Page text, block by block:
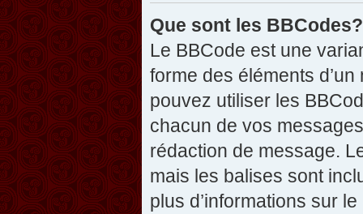
Que sont les BBCodes?
Le BBCode est une
forme des éléments
pouvez utiliser les
chacun de vos
rédaction de message.
mais les balises sont
plus d’informations sur